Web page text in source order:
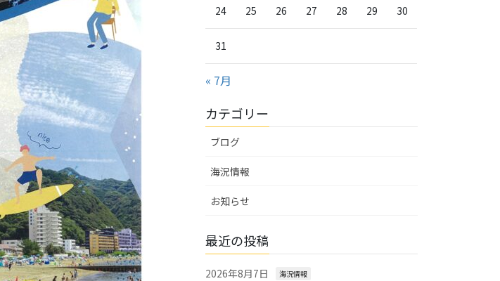
24 25 26 27 28 29 30
31
« 7月
カテゴリー
ブログ
海況情報
お知らせ
最近の投稿
2026年8月7日 海況情報